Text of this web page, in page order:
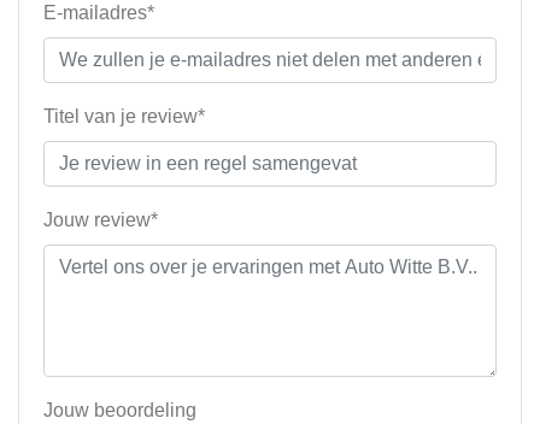
E-mailadres*
Titel van je review*
Jouw review*
Jouw beoordeling